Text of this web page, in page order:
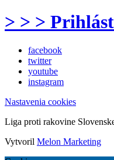
> > >
facebook
twitter
youtube
instagram
Nastavenia cookies
Liga proti rakovine
Vytvoril Melon Marketing